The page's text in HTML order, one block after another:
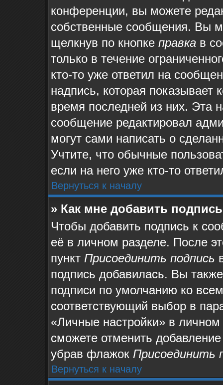
конференции, вы можете
собственные сообщения. Вы
щелкнув по кнопке правка в
только в течение
кто-то уже ответил на
надпись, которая показывает
время последней из них. Эта
сообщение редактировал
могут сами написать о
Учтите, что обычные
если на него уже кто-то
Вернуться к началу
» Как мне добавить
Чтобы добавить подпись к
её в личном разделе. После
пункт Присоединить подпись
подпись добавилась. Вы
подписи по умолчанию ко
соответствующий выбор в
«Личные настройки» в
сможете отменить
убрав флажок Присоединить
Вернуться к началу